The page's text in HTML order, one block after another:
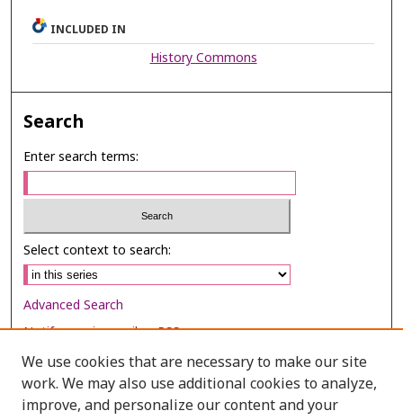
INCLUDED IN
History Commons
Search
Enter search terms:
Select context to search:
Advanced Search
Notify me via email orRSS
Browse
Collections
We use cookies that are necessary to make our site
work. We may also use additional cookies to analyze,
improve, and personalize our content and your